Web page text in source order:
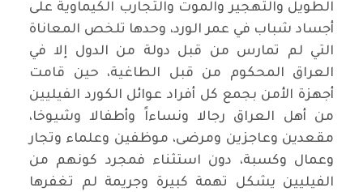
الطويل والتهجير والموت والتجارب الكيماوية على
أجساد شباب في عمر الورد، وحدها تلخص المعاناة
التي لم تمارس من قبل دولة من الدول إلا في
العراق المحكوم من قبل الطاغية، حين قامت
أجهزة الأمن بجمع كل أفراد عوائل الكورد الفيليين
من أهل العراق رجالا ونساءاً وأطفالا وشيوخا،
مقعدين وعاجزين ومرضى، موظفين وعلماء وتجار
وعمال وكسبة، دون استثناء فمجرد كونهم من
الفيليين يشكل تهمة كبيرة وجريمة لم تغفرها